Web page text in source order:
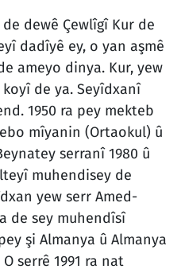
dewê Çewlîgî Kur de
dadîyê ey, o yan aşmê
ameyo dinya. Kur, yew
de ya. Seyîdxanî
1950 ra pey mekteb
mîyanin (Ortaokul) û
serranî 1980 û
muhendisey de
yew serr Amed-
de sey muhendîsî
şi Almanya û Almanya
serrê 1991 ra nat